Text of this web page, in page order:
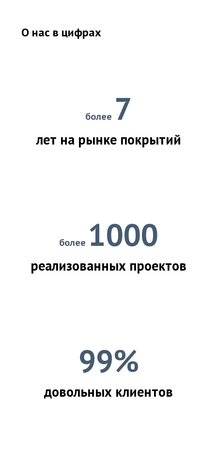
О нас в цифрах
более 7
лет на рынке покрытий
более 1000
реализованных проектов
99%
довольных клиентов